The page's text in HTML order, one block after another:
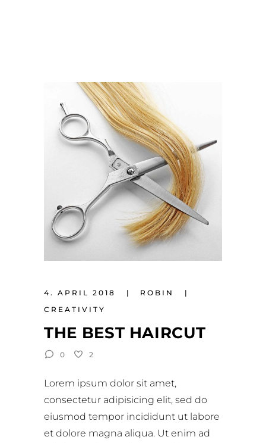
4. APRIL 2018
ROBIN
CREATIVITY
THE BEST HAIRCUT
0 2
Lorem ipsum dolor sit amet,
consectetur adipisicing elit, sed do
eiusmod tempor incididunt ut labore
et dolore magna aliqua. Ut enim ad